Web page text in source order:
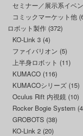
セミナー／展示系イベ
コミックマーケット他
ロボット製作 (372)
KO-Link 3 (4)
ファイバリオン (5)
上半身ロボット (11)
KUMACO (116)
KUMACOシリーズ (15)
Oculus Rift 内視鏡 (10)
Rocker Bogie System
GROBOTS (38)
KO-Link 2 (20)